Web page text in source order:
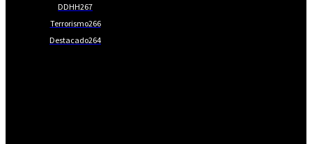
DDHH267
Terrorismo266
Destacado264